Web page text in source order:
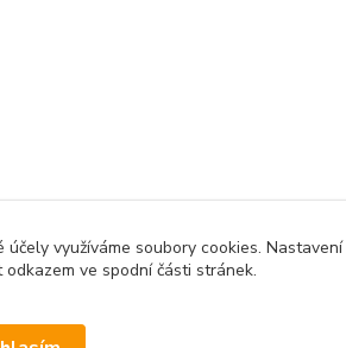
využíváme soubory cookies. Nastavení
ve spodní části stránek.